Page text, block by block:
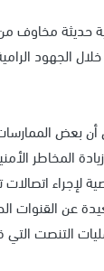
حديثة
الجهود
بعض
المخاطر
لإجراء
عن القنوات
التنصت التي